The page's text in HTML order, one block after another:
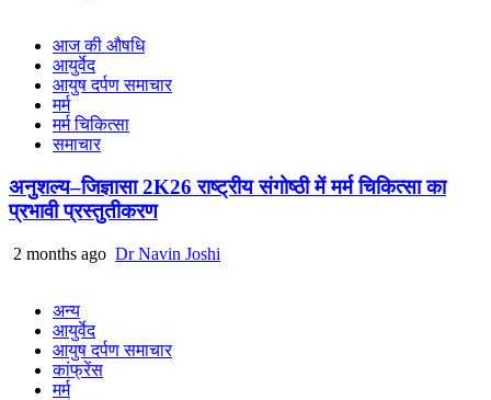
आज की औषधि
आयुर्वेद
आयुष दर्पण समाचार
मर्म
मर्म चिकित्सा
समाचार
अनुशल्य–जिज्ञासा 2K26 राष्ट्रीय संगोष्ठी में मर्म चिकित्सा का
प्रभावी प्रस्तुतीकरण
2 months ago Dr Navin Joshi
अन्य
आयुर्वेद
आयुष दर्पण समाचार
कांफ्रेंस
मर्म